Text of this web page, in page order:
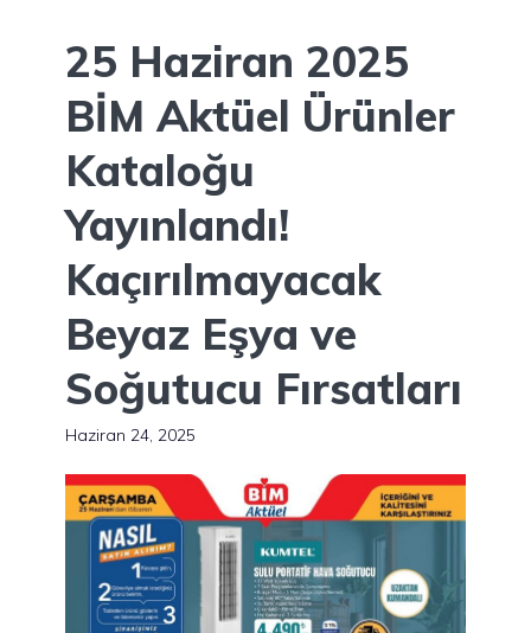
25 Haziran 2025
BİM Aktüel Ürünler
Kataloğu
Yayınlandı!
Kaçırılmayacak
Beyaz Eşya ve
Soğutucu Fırsatları
Haziran 24, 2025